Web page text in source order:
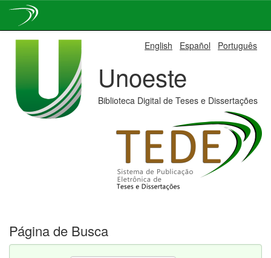
English Español Português
Unoeste
Biblioteca Digital de Teses e Dissertações
Página de Busca